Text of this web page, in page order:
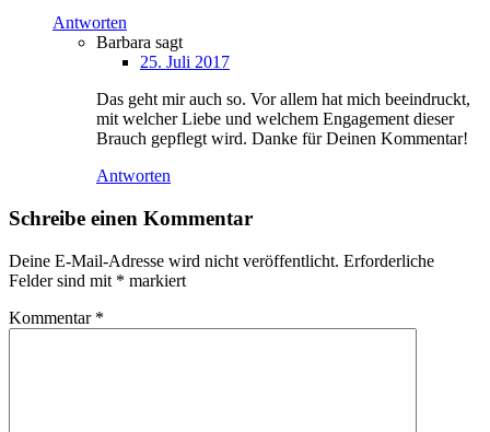
Antworten
Barbara sagt
25. Juli 2017
Das geht mir auch so. Vor allem hat mich beeindruckt,
mit welcher Liebe und welchem Engagement dieser
Brauch gepflegt wird. Danke für Deinen Kommentar!
Antworten
Schreibe einen Kommentar
Deine E-Mail-Adresse wird nicht veröffentlicht. Erforderliche
Felder sind mit * markiert
Kommentar *